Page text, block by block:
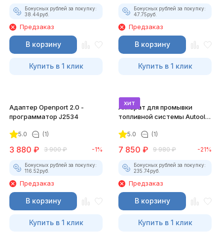
Бонусных рублей за покупку:
38.44руб.
Предзаказ
В корзину
Купить в 1 клик
Бонусных рублей за покупку:
47.75руб.
Предзаказ
В корзину
Купить в 1 клик
Адаптер Openport 2.0 -
программатор J2534
5.0 (1)
3 880 ₽ 3 900 ₽ -1%
Бонусных рублей за покупку:
116.52руб.
Предзаказ
В корзину
Купить в 1 клик
хит
Аппарат для промывки
топливной системы Autool
5.0 (1)
7 850 ₽ 9 980 ₽ -21%
Бонусных рублей за покупку:
235.74руб.
Предзаказ
В корзину
Купить в 1 клик